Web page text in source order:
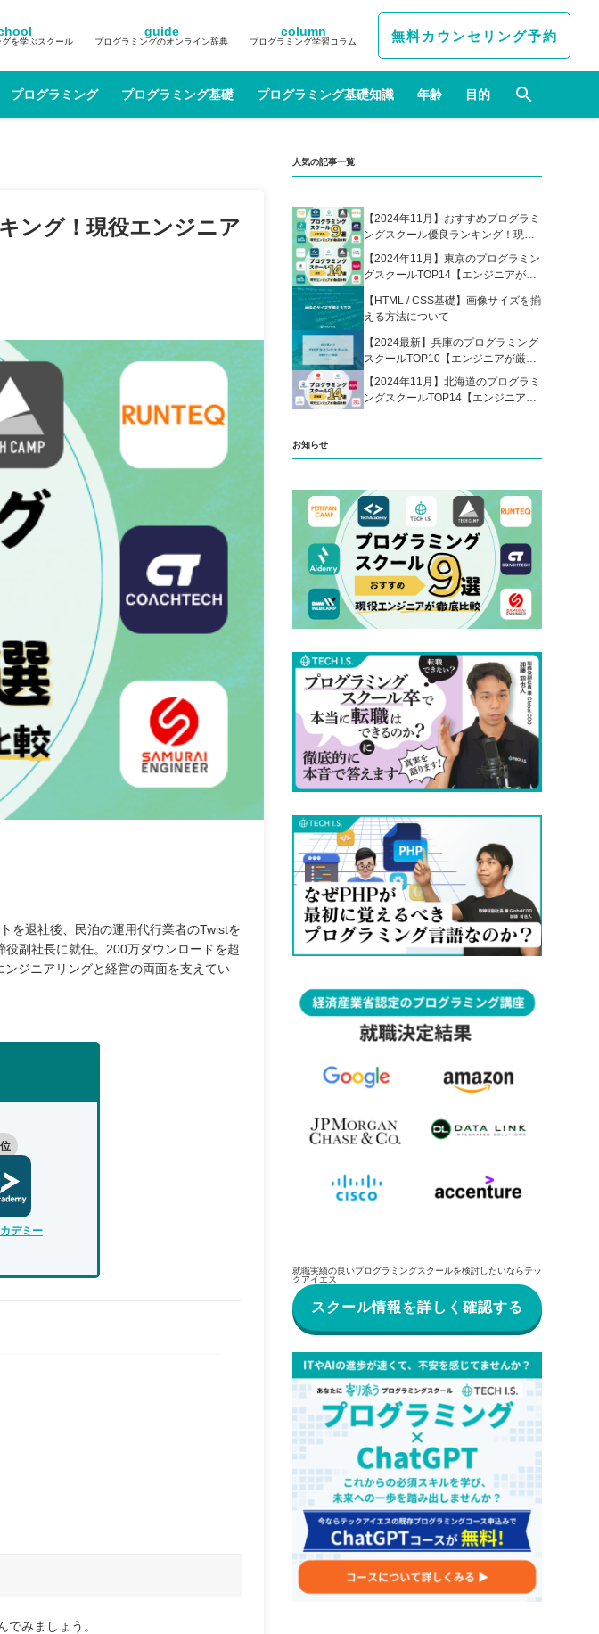
を学ぶスクール
guide
プログラミングのオンライン辞典
column
プログラミング学習コラム 無料カウンセリング予約
プログラミング プログラミング基礎 プログラミング基礎知識 年齢 目的
ング！現役エンジニア
を退社後、民泊の運用代行業者のTwistを
副社長に就任。200万ダウンロードを超
ジニアリングと経営の両面を支えてい
デミー
みましょう。
人気の記事一覧
【2024年11月】おすすめプログラミ
ングスクール優良ランキング！現役
エンジニアが選んだ人気プログラミ
ングスクールの比較表あり
【2024年11月】東京のプログラミン
グスクールTOP14【エンジニアが厳
【HTML / CSS基礎】画像サイズを揃
える方法について
【2024最新】兵庫のプログラミング
スクールTOP10【エンジニアが厳
選】
【2024年11月】北海道のプログラミ
ングスクールTOP14【エンジニアが
お知らせ
就職実績の良いプログラミングスクールを検討したいならテッ
クアイエス
スクール情報を詳しく確認する